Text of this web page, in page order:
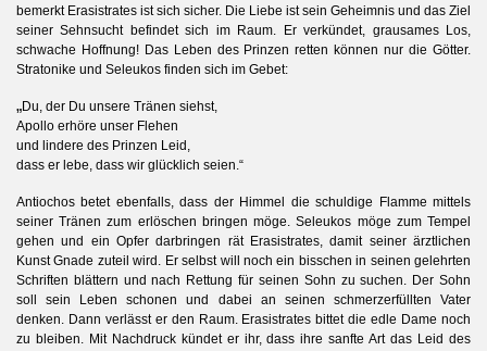
bemerkt Erasistrates ist sich sicher. Die Liebe ist sein Geheimnis und das Ziel
seiner Sehnsucht befindet sich im Raum. Er verkündet, grausames Los,
schwache Hoffnung! Das Leben des Prinzen retten können nur die Götter.
Stratonike und Seleukos finden sich im Gebet:
„Du, der Du unsere Tränen siehst,
Apollo erhöre unser Flehen
und lindere des Prinzen Leid,
dass er lebe, dass wir glücklich seien.“
Antiochos betet ebenfalls, dass der Himmel die schuldige Flamme mittels
seiner Tränen zum erlöschen bringen möge. Seleukos möge zum Tempel
gehen und ein Opfer darbringen rät Erasistrates, damit seiner ärztlichen
Kunst Gnade zuteil wird. Er selbst will noch ein bisschen in seinen gelehrten
Schriften blättern und nach Rettung für seinen Sohn zu suchen. Der Sohn
soll sein Leben schonen und dabei an seinen schmerzerfüllten Vater
denken. Dann verlässt er den Raum. Erasistrates bittet die edle Dame noch
zu bleiben. Mit Nachdruck kündet er ihr, dass ihre sanfte Art das Leid des